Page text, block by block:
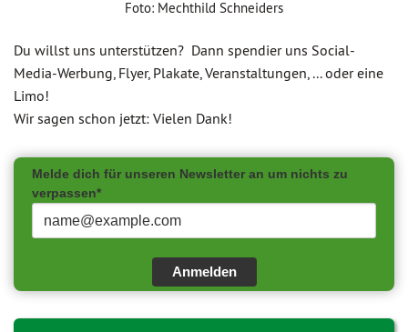
Foto: Mechthild Schneiders
Du willst uns unterstützen? Dann spendier uns Social-
Media-Werbung, Flyer, Plakate, Veranstaltungen, ... oder eine
Limo!
Wir sagen schon jetzt: Vielen Dank!
Melde dich für unseren Newsletter an um nichts zu
verpassen*
Anmelden